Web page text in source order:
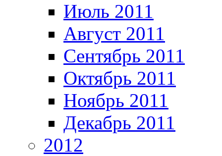
Июль 2011
Август 2011
Сентябрь 2011
Октябрь 2011
Ноябрь 2011
Декабрь 2011
2012